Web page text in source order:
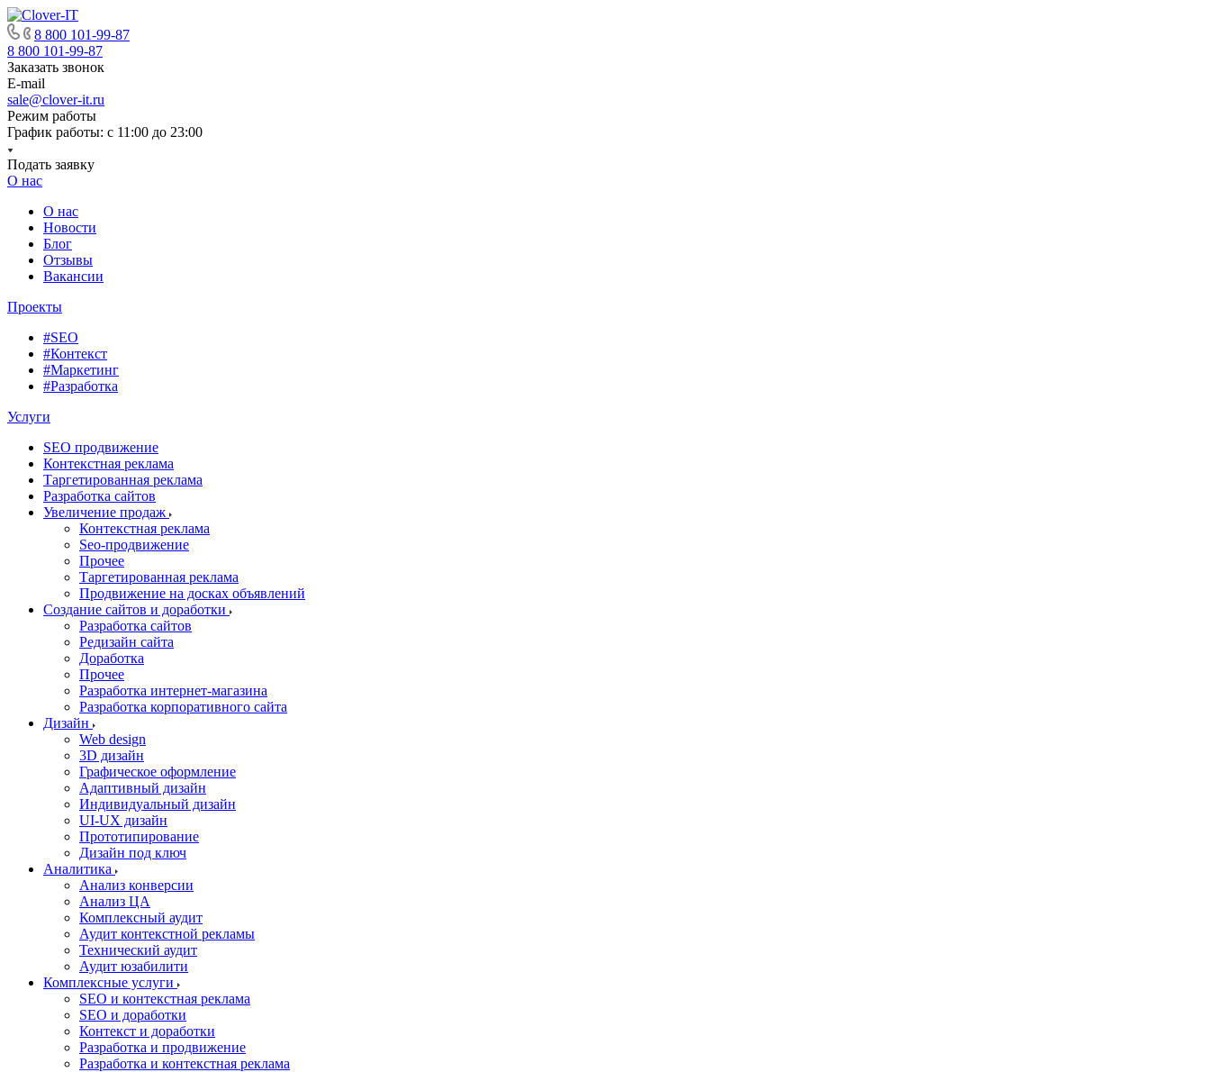
8 800 101-99-87
8 800 101-99-87
Заказать звонок
E-mail
sale@clover-it.ru
Режим работы
График работы: с 11:00 до 23:00
Подать заявку
О нас
О нас
Новости
Блог
Отзывы
Вакансии
Проекты
#SEO
#Контекст
#Маркетинг
#Разработка
Услуги
SEO продвижение
Контекстная реклама
Таргетированная реклама
Разработка сайтов
Увеличение продаж
Контекстная реклама
Seo-продвижение
Прочее
Таргетированная реклама
Продвижение на досках объявлений
Создание сайтов и доработки
Разработка сайтов
Редизайн сайта
Доработка
Прочее
Разработка интернет-магазина
Разработка корпоративного сайта
Дизайн
Web design
3D дизайн
Графическое оформление
Адаптивный дизайн
Индивидуальный дизайн
UI‑UX дизайн
Прототипирование
Дизайн под ключ
Аналитика
Анализ конверсии
Анализ ЦА
Комплексный аудит
Аудит контекстной рекламы
Технический аудит
Аудит юзабилити
Комплексные услуги
SEO и контекстная реклама
SEO и доработки
Контекст и доработки
Разработка и продвижение
Разработка и контекстная реклама